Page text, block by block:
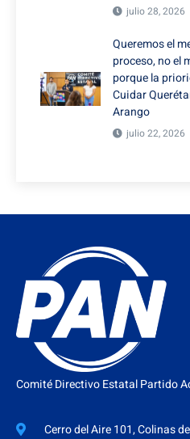
julio 28, 2026
Queremos el
proceso, no el
porque la
Cuidar
Arango
julio 22, 2026
Comité Directivo Estatal Partido
Cerro del Aire 101, Colinas